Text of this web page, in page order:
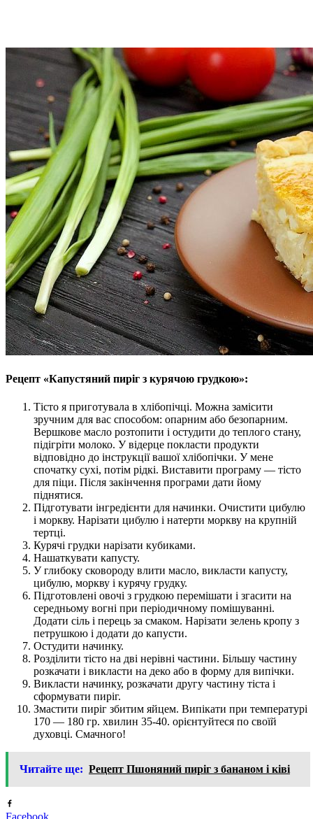
Рецепт «Капустяний пиріг з курячою грудкою»:
Тісто я приготувала в хлібопічці. Можна замісити
зручним для вас способом: опарним або безопарним.
Вершкове масло розтопити і остудити до теплого стану,
підігріти молоко. У відерце покласти продукти
відповідно до інструкції вашої хлібопічки. У мене
спочатку сухі, потім рідкі. Виставити програму — тісто
для піци. Після закінчення програми дати йому
піднятися.
Підготувати інгредієнти для начинки. Очистити цибулю
і моркву. Нарізати цибулю і натерти моркву на крупній
тертці.
Курячі грудки нарізати кубиками.
Нашаткувати капусту.
У глибоку сковороду влити масло, викласти капусту,
цибулю, моркву і курячу грудку.
Підготовлені овочі з грудкою перемішати і згасити на
середньому вогні при періодичному помішуванні.
Додати сіль і перець за смаком. Нарізати зелень кропу з
петрушкою і додати до капусти.
Остудити начинку.
Розділити тісто на дві нерівні частини. Більшу частину
розкачати і викласти на деко або в форму для випічки.
Викласти начинку, розкачати другу частину тіста і
сформувати пиріг.
Змастити пиріг збитим яйцем. Випікати при температурі
170 — 180 гр. хвилин 35-40. орієнтуйтеся по своїй
духовці. Смачного!
Читайте ще: Рецепт Пшоняний пиріг з бананом і ківі
Facebook